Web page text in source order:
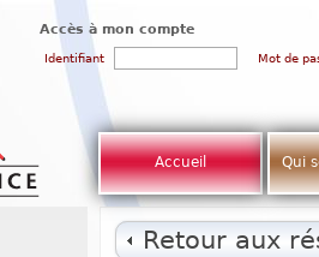
Accès à mon compte
Identifiant Mot de
Accueil Qui
Retour aux